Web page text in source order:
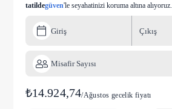
tatildegüven'le seyahatinizi koruma altına alıyoruz.
Giriş Çıkış
Misafir Sayısı
₺14.924,74/Ağustos gecelik fiyatı